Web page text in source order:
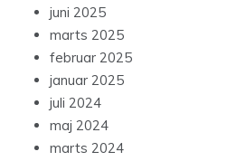
juni 2025
marts 2025
februar 2025
januar 2025
juli 2024
maj 2024
marts 2024